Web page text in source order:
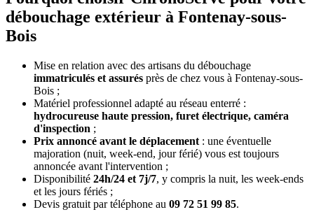
débouchage extérieur à Fontenay-sous-
Bois
Mise en relation avec des artisans du débouchage
immatriculés et assurés près de chez vous à Fontenay-sous-
Bois ;
Matériel professionnel adapté au réseau enterré :
hydrocureuse haute pression, furet électrique, caméra
d'inspection ;
Prix annoncé avant le déplacement : une éventuelle
majoration (nuit, week-end, jour férié) vous est toujours
annoncée avant l'intervention ;
Disponibilité 24h/24 et 7j/7, y compris la nuit, les week-ends
et les jours fériés ;
Devis gratuit par téléphone au 09 72 51 99 85.